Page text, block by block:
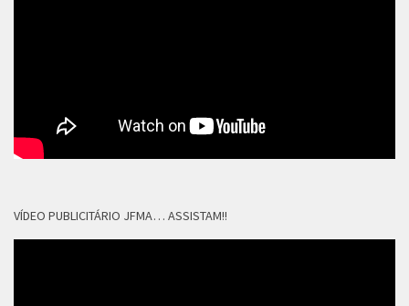
VÍDEO PUBLICITÁRIO JFMA… ASSISTAM!!